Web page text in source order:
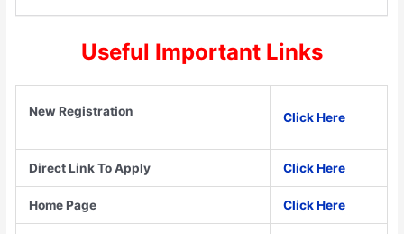
Useful Important Links
New Registration Click Here
Direct Link To Apply Click Here
Home Page Click Here